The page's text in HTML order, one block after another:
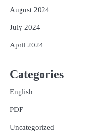
August 2024
July 2024
April 2024
Categories
English
PDF
Uncategorized